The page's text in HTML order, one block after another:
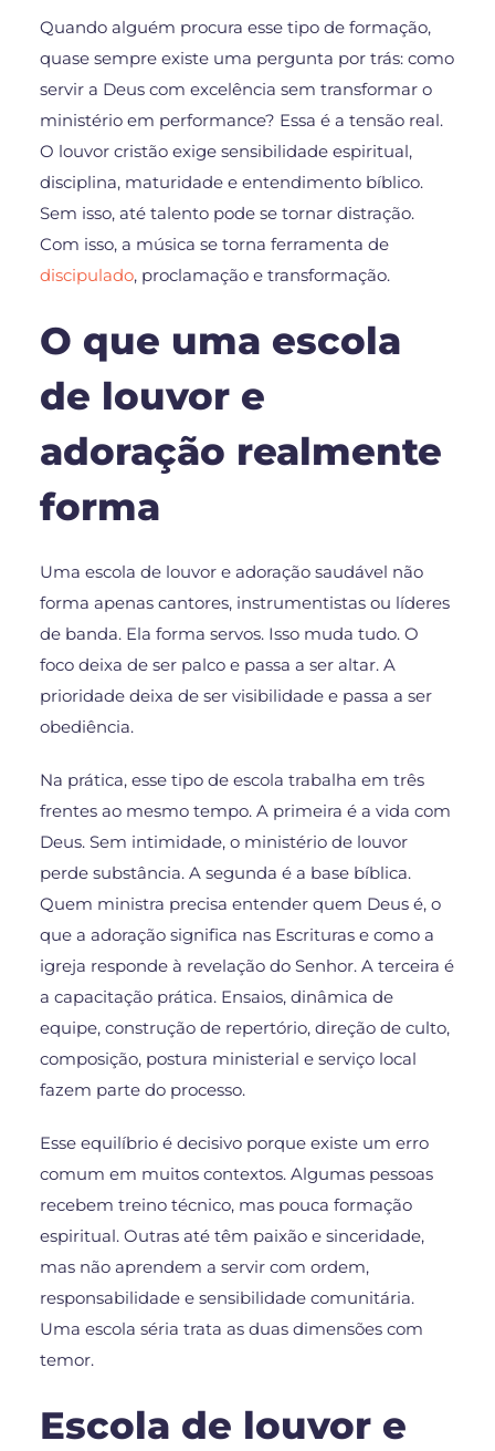
Quando alguém procura esse tipo de formação,
quase sempre existe uma pergunta por trás: como
servir a Deus com excelência sem transformar o
ministério em performance? Essa é a tensão real.
O louvor cristão exige sensibilidade espiritual,
disciplina, maturidade e entendimento bíblico.
Sem isso, até talento pode se tornar distração.
Com isso, a música se torna ferramenta de
discipulado, proclamação e transformação.
O que uma escola
de louvor e
adoração realmente
forma
Uma escola de louvor e adoração saudável não
forma apenas cantores, instrumentistas ou líderes
de banda. Ela forma servos. Isso muda tudo. O
foco deixa de ser palco e passa a ser altar. A
prioridade deixa de ser visibilidade e passa a ser
obediência.
Na prática, esse tipo de escola trabalha em três
frentes ao mesmo tempo. A primeira é a vida com
Deus. Sem intimidade, o ministério de louvor
perde substância. A segunda é a base bíblica.
Quem ministra precisa entender quem Deus é, o
que a adoração significa nas Escrituras e como a
igreja responde à revelação do Senhor. A terceira é
a capacitação prática. Ensaios, dinâmica de
equipe, construção de repertório, direção de culto,
composição, postura ministerial e serviço local
fazem parte do processo.
Esse equilíbrio é decisivo porque existe um erro
comum em muitos contextos. Algumas pessoas
recebem treino técnico, mas pouca formação
espiritual. Outras até têm paixão e sinceridade,
mas não aprendem a servir com ordem,
responsabilidade e sensibilidade comunitária.
Uma escola séria trata as duas dimensões com
temor.
Escola de louvor e